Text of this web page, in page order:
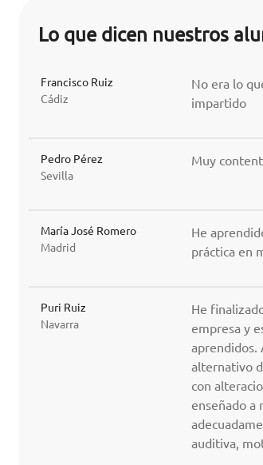
Lo que dicen nuestros
Francisco Ruiz
Cádiz
No era lo
impartido
Pedro Pérez
Sevilla
Muy
María José Romero
Madrid
He
práctica en
Puri Ruiz
Navarra
He
empresa y
aprendidos.
alternativo
con
enseñado a
auditiva,